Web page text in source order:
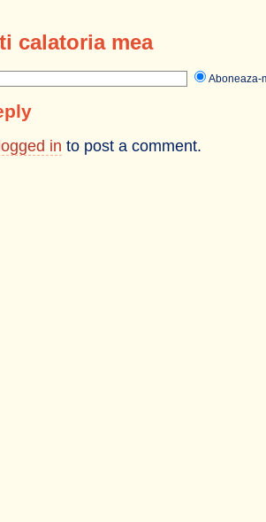
calatoria mea
in to post a comment.